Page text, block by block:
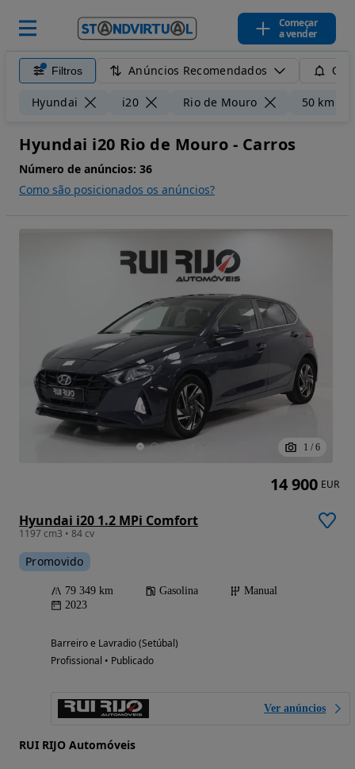
Começar
a vender
Filtros Anúncios Recomendados
Hyundai i20 Rio de Mouro 50 km
Hyundai i20 Rio de Mouro - Carros
Número de anúncios: 36
Como são posicionados os anúncios?
1 / 6
Hyundai i20 1.2 MPi Comfort
1197 cm3 • 84 cv
Promovido
79 349 km Gasolina
Manual
2023
Barreiro e Lavradio (Setúbal)
Profissional • Publicado
Ver anúncios
RUI RIJO Automóveis
14 900 EUR